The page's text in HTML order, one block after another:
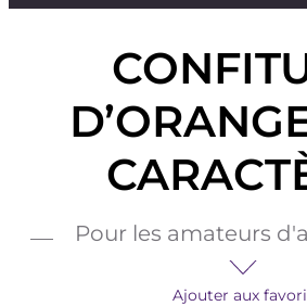
Pour les amateurs
Ajouter aux